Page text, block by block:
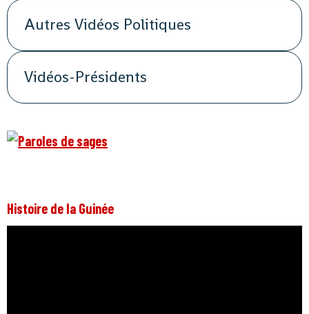
Autres Vidéos Politiques
Vidéos-Présidents
Histoire de la Guinée